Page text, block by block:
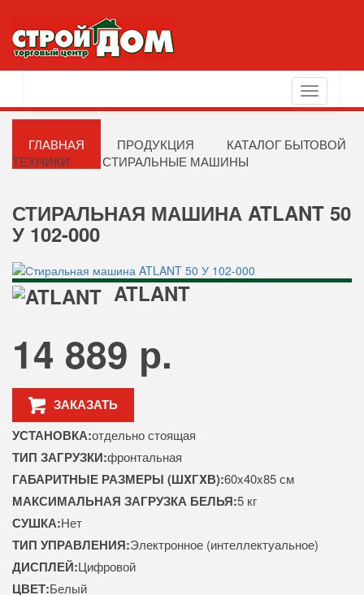
Toggle
navigation
ГЛАВНАЯ ПРОДУКЦИЯ
КАТАЛОГ БЫТОВОЙ
ТЕХНИКИ
СТИРАЛЬНЫЕ МАШИНЫ
СТИРАЛЬНАЯ МАШИНА ATLANT 50
У 102-000
ATLANT
14 889 р.
ЗАКАЗАТЬ
УСТАНОВКА:отдельно стоящая
ТИП ЗАГРУЗКИ:фронтальная
ГАБАРИТНЫЕ РАЗМЕРЫ (ШXГXВ):60x40x85 см
МАКСИМАЛЬНАЯ ЗАГРУЗКА БЕЛЬЯ:5 кг
СУШКА:Нет
ТИП УПРАВЛЕНИЯ:Электронное (интеллектуальное)
ДИСПЛЕЙ:Цифровой
ЦВЕТ:Белый